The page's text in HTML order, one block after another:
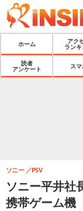
ホーム
アク
ランキ
読者
アンケート
スマ
ソニー平井社
携帯ゲーム機
ソニー PSV